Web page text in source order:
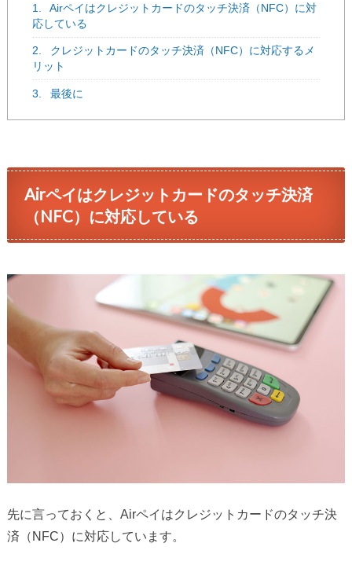
1.
Airペイはクレジットカードのタッチ決済（NFC）に対
応している
2.
クレジットカードのタッチ決済（NFC）に対応するメ
リット
3. 最後に
Airペイはクレジットカードのタッチ決済
（NFC）に対応している
先に言っておくと、Airペイはクレジットカードのタッチ決
済（NFC）に対応しています。